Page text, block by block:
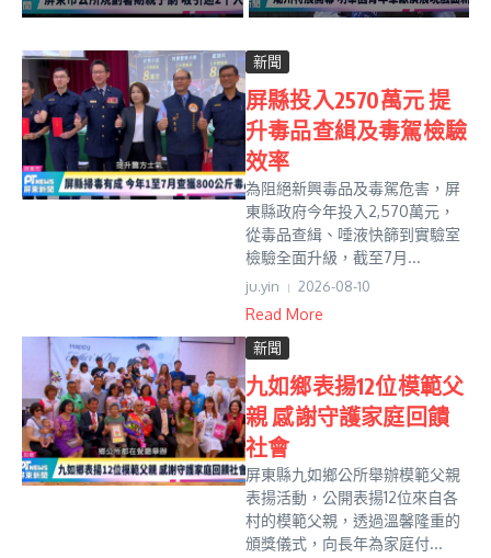
新聞
屏縣投入2570萬元 提
升毒品查緝及毒駕檢驗
效率
為阻絕新興毒品及毒駕危害，屏
東縣政府今年投入2,570萬元，
從毒品查緝、唾液快篩到實驗室
檢驗全面升級，截至7月...
ju.yin 2026-08-10
Read More
新聞
九如鄉表揚12位模範父
親 感謝守護家庭回饋
社會
屏東縣九如鄉公所舉辦模範父親
表揚活動，公開表揚12位來自各
村的模範父親，透過溫馨隆重的
頒獎儀式，向長年為家庭付...